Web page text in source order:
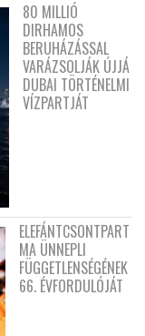
80 MILLIÓ
DIRHAMOS
BERUHÁZÁSSAL
VARÁZSOLJÁK ÚJJÁ
DUBAI TÖRTÉNELMI
VÍZPARTJÁT
ELEFÁNTCSONTPART
MA ÜNNEPLI
FÜGGETLENSÉGÉNEK
66. ÉVFORDULÓJÁT